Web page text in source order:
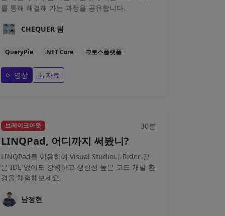
를 통해 해결해 가는 과정을 공유합니다.
CHEQUER 팀
QueryPie .NET Core 크로스플랫폼
영상 자료
브레이크아웃 30분
LINQPad, 어디까지 써봤니?
LINQPad를 이용하여 Visual Studio나 Rider 같
은 IDE 없이도 강력하고 생산성 높은 코드 개발 환
경을 체험해보세요.
남정현